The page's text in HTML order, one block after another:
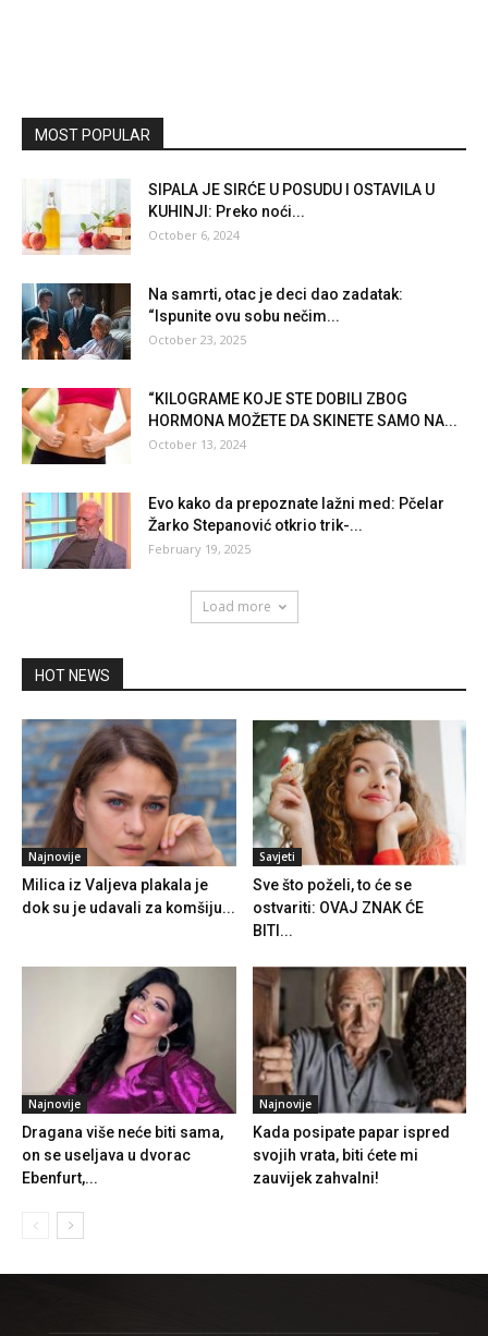
MOST POPULAR
SIPALA JE SIRĆE U POSUDU I OSTAVILA U
KUHINJI: Preko noći...
October 6, 2024
Na samrti, otac je deci dao zadatak:
“Ispunite ovu sobu nečim...
October 23, 2025
“KILOGRAME KOJE STE DOBILI ZBOG
HORMONA MOŽETE DA SKINETE SAMO NA...
October 13, 2024
Evo kako da prepoznate lažni med: Pčelar
Žarko Stepanović otkrio trik-...
February 19, 2025
Load more
HOT NEWS
Najnovije
Milica iz Valjeva plakala je
dok su je udavali za komšiju...
Savjeti
Sve što poželi, to će se
ostvariti: OVAJ ZNAK ĆE
BITI...
Najnovije
Dragana više neće biti sama,
on se useljava u dvorac
Ebenfurt,...
Najnovije
Kada posipate papar ispred
svojih vrata, biti ćete mi
zauvijek zahvalni!